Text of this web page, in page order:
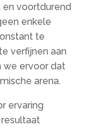
voortdurend
enkele
te
verfijnen aan
we ervoor dat
arena.​
ervaring